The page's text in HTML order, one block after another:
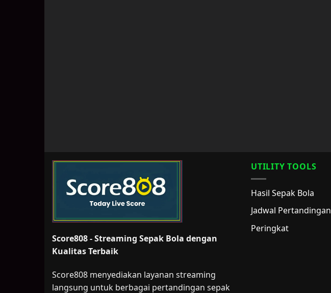
Score808 - Streaming Sepak Bola dengan
Kualitas Terbaik
Score808 menyediakan layanan streaming
langsung untuk berbagai pertandingan sepak
UTILITY TOOLS
Hasil Sepak Bola
Jadwal Pertandingan
Peringkat